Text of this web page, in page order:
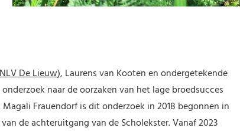
De Lieuw), Laurens van Kooten en ondergetekende
naar de oorzaken van het lage broedsucces
Frauendorf is dit onderzoek in 2018 begonnen in
de achteruitgang van de Scholekster. Vanaf 2023